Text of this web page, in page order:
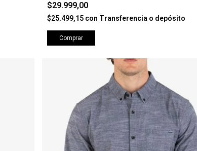
$29.999,00
$25.499,15 con Transferencia o depósito
Comprar